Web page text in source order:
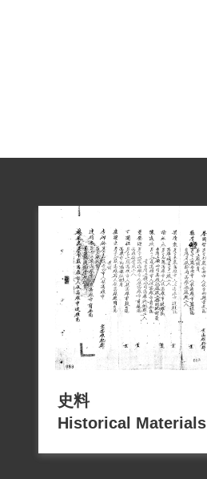
史料
Historical Materials